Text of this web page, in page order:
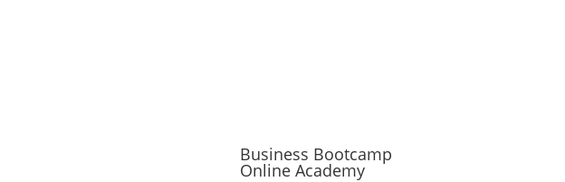
Business Bootcamp
Online Academy